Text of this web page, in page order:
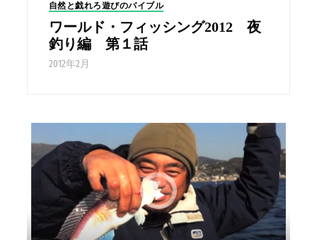
自然と戯れろ遊びのバイブル
ワールド・フィッシング2012 夜
釣り編 第１話
2012年2月